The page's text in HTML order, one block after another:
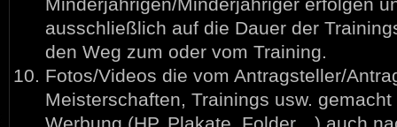
ausschließlich auf die Dauer der
den Weg zum oder vom Training.
Fotos/Videos die vom Antragsteller/
Meisterschaften, Trainings usw.
Werbung (HP, Plakate, Folder…) auch